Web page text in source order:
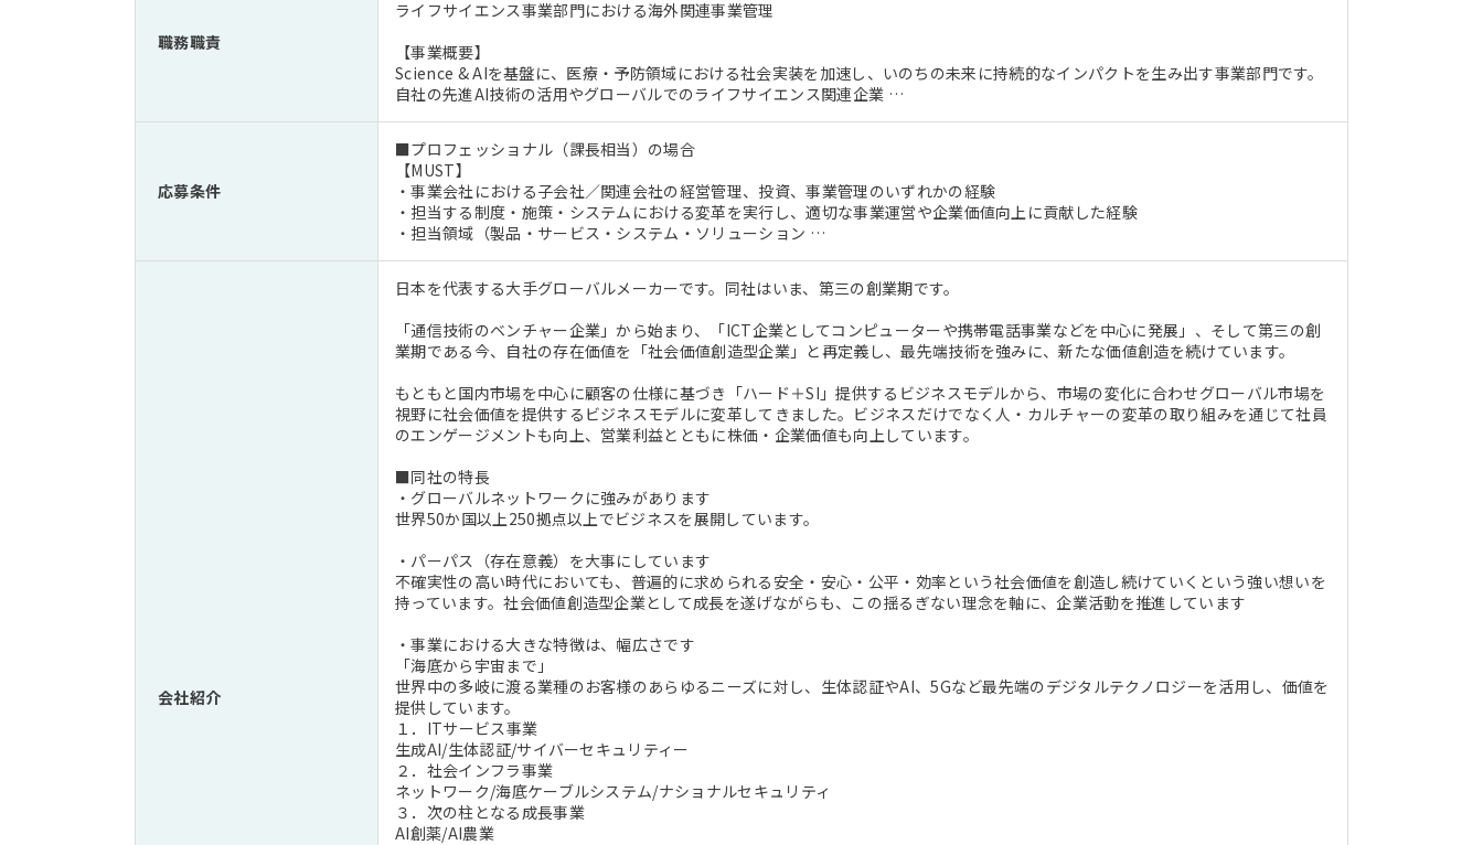
職務職責
ライフサイエンス事業部門における海外関連事業管理
【事業概要】
Science & AIを基盤に、医療・予防領域における社会実装を加速し、いのちの未来に持続的なインパクトを生み出す事業部門です。
自社の先進AI技術の活用やグローバルでのライフサイエンス関連企業 …
応募条件
■プロフェッショナル（課長相当）の場合
【MUST】
・事業会社における子会社／関連会社の経営管理、投資、事業管理のいずれかの経験
・担当する制度・施策・システムにおける変革を実行し、適切な事業運営や企業価値向上に貢献した経験
・担当領域（製品・サービス・システム・ソリューション …
会社紹介
日本を代表する大手グローバルメーカーです。同社はいま、第三の創業期です。
「通信技術のベンチャー企業」から始まり、「ICT企業としてコンピューターや携帯電話事業などを中心に発展」、そして第三の創
業期である今、自社の存在価値を「社会価値創造型企業」と再定義し、最先端技術を強みに、新たな価値創造を続けています。
もともと国内市場を中心に顧客の仕様に基づき「ハード＋SI」提供するビジネスモデルから、市場の変化に合わせグローバル市場を
視野に社会価値を提供するビジネスモデルに変革してきました。ビジネスだけでなく人・カルチャーの変革の取り組みを通じて社員
のエンゲージメントも向上、営業利益とともに株価・企業価値も向上しています。
■同社の特長
・グローバルネットワークに強みがあります
世界50か国以上250拠点以上でビジネスを展開しています。
・パーパス（存在意義）を大事にしています
不確実性の高い時代においても、普遍的に求められる安全・安心・公平・効率という社会価値を創造し続けていくという強い想いを
持っています。社会価値創造型企業として成長を遂げながらも、この揺るぎない理念を軸に、企業活動を推進しています
・事業における大きな特徴は、幅広さです
「海底から宇宙まで」
世界中の多岐に渡る業種のお客様のあらゆるニーズに対し、生体認証やAI、5Gなど最先端のデジタルテクノロジーを活用し、価値を
提供しています。
１．ITサービス事業
生成AI/生体認証/サイバーセキュリティー
２．社会インフラ事業
ネットワーク/海底ケーブルシステム/ナショナルセキュリティ
３．次の柱となる成長事業
AI創薬/AI農業